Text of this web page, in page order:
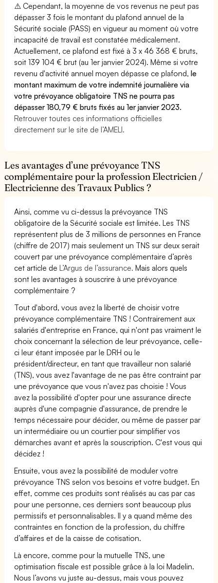
⚠️ Cependant, la moyenne de vos revenus ne peut pas
dépasser 3 fois le montant du plafond annuel de la
Sécurité sociale (PASS) en vigueur au moment où votre
incapacité de travail est constatée médicalement.
Actuellement, ce plafond est fixé à 3 x 46 368 € bruts,
soit 139 104 € brut (au 1er janvier 2024). Même si votre
revenu d'activité annuel moyen dépasse ce plafond,le
montant maximum de votre indemnité journalière via
votre prévoyance obligatoire TNS ne pourra pas
dépasser 180,79 € bruts fixés au 1er janvier 2023.
Retrouver toutes ces informations officielles
directement sur le site de l’AMELI.
Les avantages d’une prévoyance TNS
complémentaire pour la profession Electricien /
Electricienne des Travaux Publics ?
Ainsi, comme vu ci-dessus la prévoyance TNS
obligatoire de la Sécurité sociale est limitée. Les TNS
représentent plus de 3 millions de personnes en France
(chiffre de 2017) mais seulement un TNS sur deux serait
couvert par une prévoyance complémentaire d’après
cet article deL’Argus de l’assurance. Mais alors quels
sont les avantages à souscrire à une prévoyance
complémentaire ?
Tout d'abord, vous avez la liberté de choisir votre
prévoyance complémentaire TNS ! Contrairement aux
salariés d'entreprise en France, qui n'ont pas vraiment le
choix concernant la sélection de leur prévoyance, celle-
ci leur étant imposée par le DRH ou le
président/directeur, en tant que travailleur non salarié
(TNS), vous avez l'avantage de ne pas être contraint par
une prévoyance que vous n'avez pas choisie ! Vous
avez la possibilité d'opter pour une assurance directe
auprès d'une compagnie d'assurance, de prendre le
temps nécessaire pour décider, ou même de passer par
un intermédiaire ou un courtier pour simplifier vos
démarches avant et après la souscription. C'est vous qui
décidez !
Ensuite, vous avez la possibilité de moduler votre
prévoyance TNS selon vos besoins et votre budget. En
effet, comme ces produits sont réalisés au cas par cas
pour une personne, ces derniers sont beaucoup plus
permissifs et personnalisables. Il y a quand même des
contraintes en fonction de la profession, du chiffre
d’affaires et de la caisse de cotisation.
Là encore, comme pour la mutuelle TNS, une
optimisation fiscale est possible grâce à la loi Madelin.
Nous l’avons vu juste au-dessus, mais vous pouvez